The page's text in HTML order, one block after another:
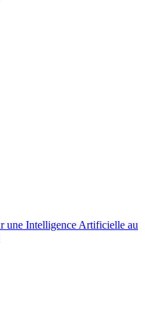
une Intelligence Artificielle au